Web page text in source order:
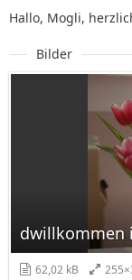
Hallo, Mogli,
Bilder
dwillkommen
62,02 kB